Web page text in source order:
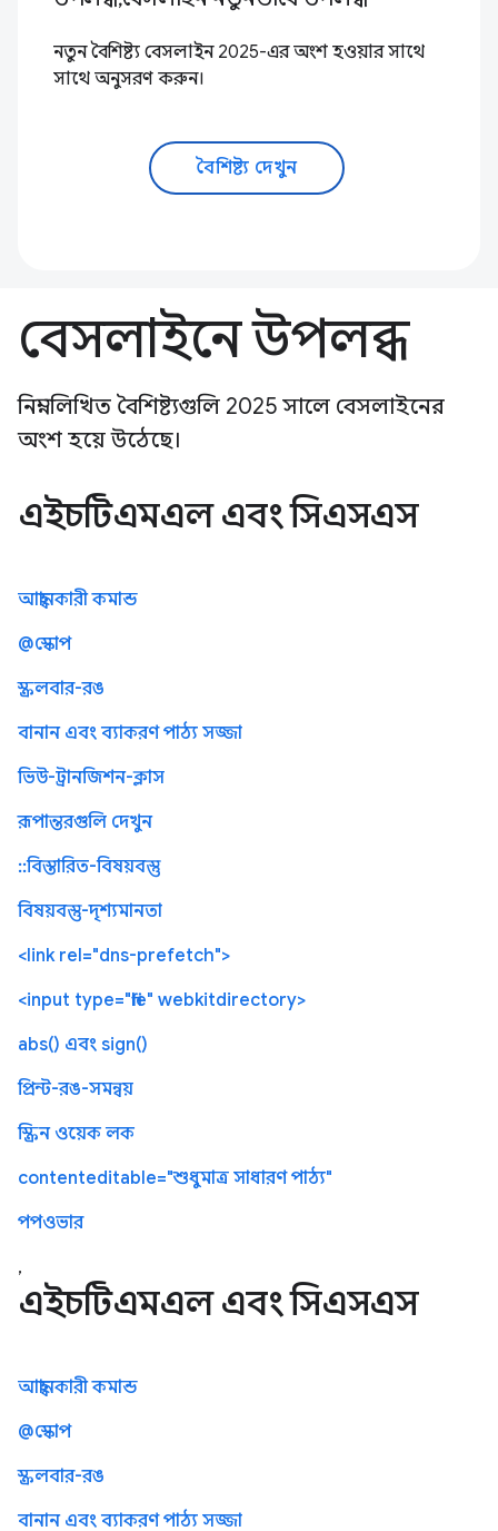
নতুন বৈশিষ্ট্য বেসলাইন 2025-এর অংশ হওয়ার সাথে
সাথে অনুসরণ করুন।
বৈশিষ্ট্য দেখুন
বেসলাইনে উপলব্ধ
নিম্নলিখিত বৈশিষ্ট্যগুলি 2025 সালে বেসলাইনের
অংশ হয়ে উঠেছে।
এইচটিএমএল এবং সিএসএস
আহ্বানকারী কমান্ড
@স্কোপ
স্ক্রলবার-রঙ
বানান এবং ব্যাকরণ পাঠ্য সজ্জা
ভিউ-ট্রানজিশন-ক্লাস
রূপান্তরগুলি দেখুন
::বিস্তারিত-বিষয়বস্তু
বিষয়বস্তু-দৃশ্যমানতা
<link rel="dns-prefetch">
<input type="file" webkitdirectory>
abs() এবং sign()
প্রিন্ট-রঙ-সমন্বয়
স্ক্রিন ওয়েক লক
contenteditable="শুধুমাত্র সাধারণ পাঠ্য"
পপওভার
,
এইচটিএমএল এবং সিএসএস
আহ্বানকারী কমান্ড
@স্কোপ
স্ক্রলবার-রঙ
বানান এবং ব্যাকরণ পাঠ্য সজ্জা